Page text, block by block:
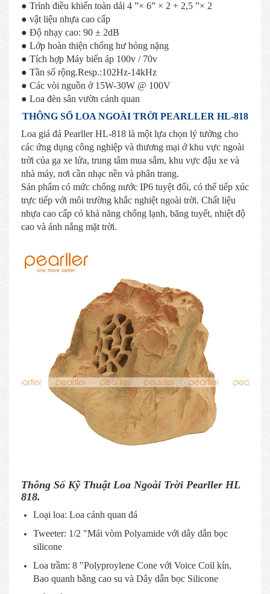
● Trình điều khiển toàn dải 4 ”× 6” × 2 + 2,5 ”× 2
● vật liệu nhựa cao cấp
● Độ nhạy cao: 90 ± 2dB
● Lớp hoàn thiện chống hư hỏng nặng
● Tích hợp Máy biến áp 100v / 70v
● Tần số rộng.Resp.:102Hz-14kHz
● Các vòi nguồn ở 15W-30W @ 100V
● Loa đèn sân vườn cảnh quan
THÔNG SỐ LOA NGOÀI TRỜI PEARLLER HL-818
Loa giả đá Pearller HL-818 là một lựa chọn lý tưởng cho
các ứng dụng công nghiệp và thương mại ở khu vực ngoài
trời của ga xe lửa, trung tâm mua sắm, khu vực đậu xe và
nhà máy, nơi cần nhạc nền và phân trang.
Sản phẩm có mức chống nước IP6 tuyệt đối, có thể tiếp xúc
trực tiếp với môi trường khắc nghiệt ngoài trời. Chất liệu
nhựa cao cấp có khả năng chống lạnh, băng tuyết, nhiệt độ
cao và ánh nắng mặt trời.
Thông Số Kỹ Thuật Loa Ngoài Trời Pearller HL
818.
Loại loa: Loa cảnh quan đá
Tweeter: 1/2 "Mái vòm Polyamide với dây dẫn bọc
silicone
Loa trầm: 8 "Polyproylene Cone với Voice Coil kín,
Bao quanh bằng cao su và Dây dẫn bọc Silicone